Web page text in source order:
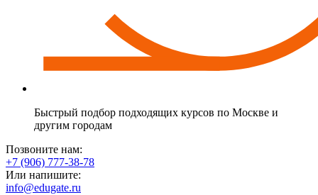
Быстрый подбор подходящих курсов по Москве и
другим городам
Позвоните нам:
+7 (906) 777-38-78
Или напишите:
info@edugate.ru